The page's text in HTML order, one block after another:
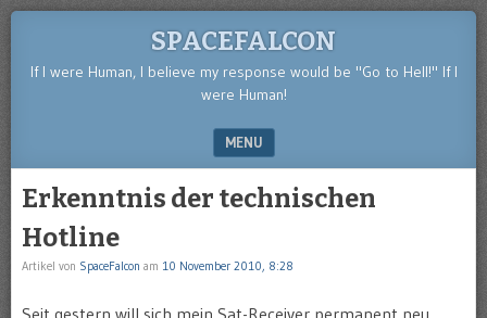
SPACEFALCON
If I were Human, I believe my response would be "Go to Hell!" If I
were Human!
MENU
Erkenntnis der technischen
Hotline
Artikel von SpaceFalcon am 10 November 2010, 8:28
Seit gestern will sich mein Sat-Receiver permanent neu